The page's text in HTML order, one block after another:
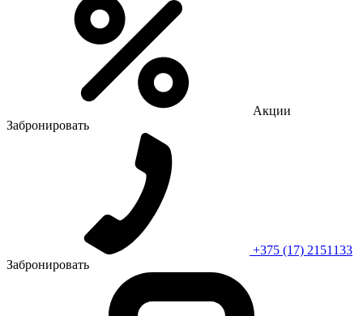
Акции
Забронировать
+375 (17) 2151133
Забронировать